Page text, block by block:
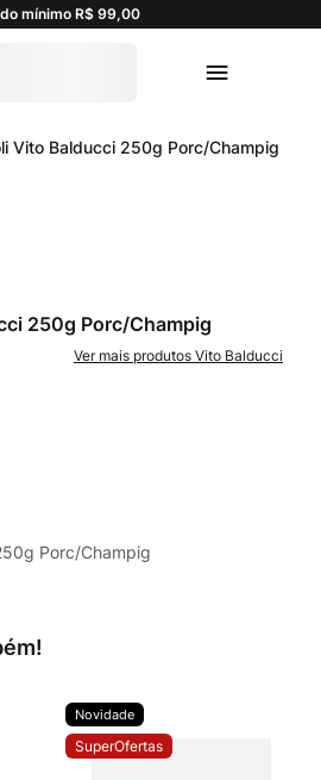
mínimo R$ 99,00
Vito Balducci 250g Porc/Champig
250g Porc/Champig
Vito Balducci
Porc/Champig
Novidade
SuperOfertas